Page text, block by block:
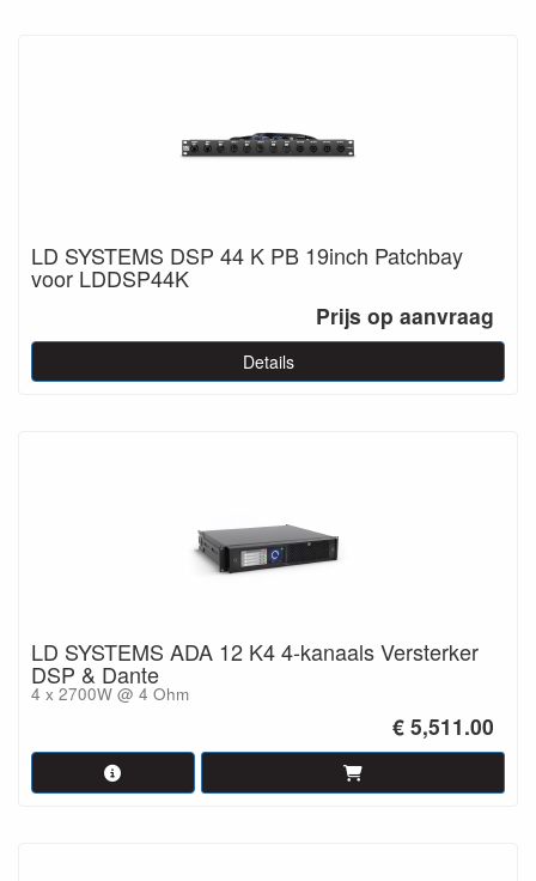
LD SYSTEMS DSP 44 K PB 19inch Patchbay
voor LDDSP44K
Prijs op aanvraag
Details
LD SYSTEMS ADA 12 K4 4-kanaals Versterker
DSP & Dante
4 x 2700W @ 4 Ohm
€ 5,511.00